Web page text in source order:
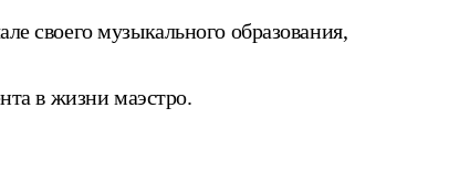
своего музыкального образования,
в жизни маэстро.